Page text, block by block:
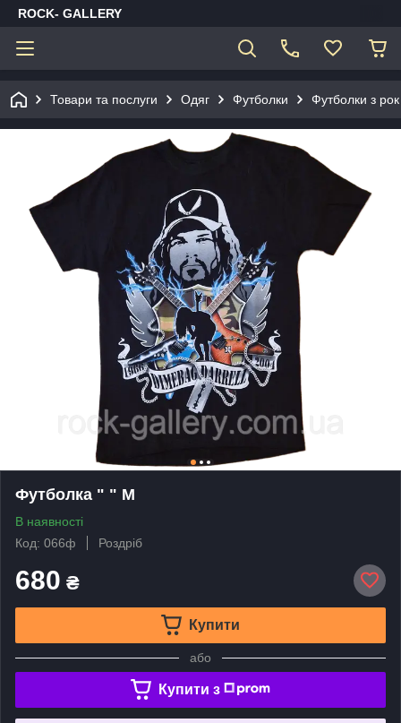
ROCK- GALLERY
Товари та послуги Одяг Футболки Футболки з
Футболка " " M
В наявності
Код: 066ф
Роздріб
680 ₴
Купити
або
Купити з